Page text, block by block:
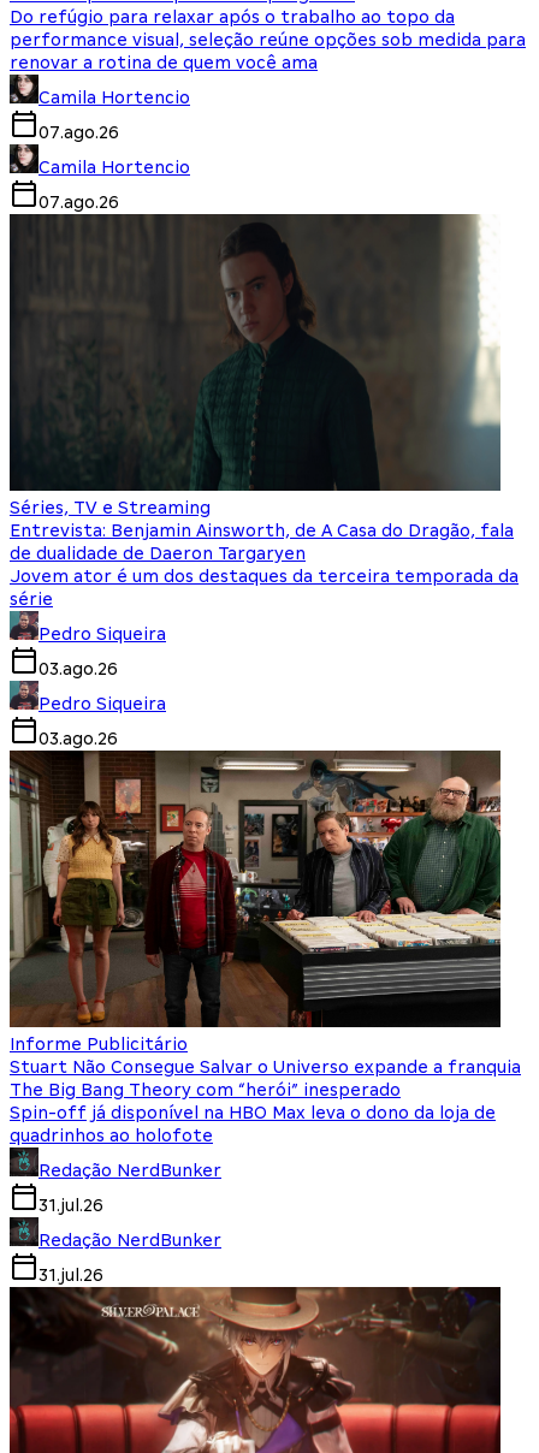
Do refúgio para relaxar após o trabalho ao topo da
performance visual, seleção reúne opções sob medida para
renovar a rotina de quem você ama
Camila Hortencio
07.ago.26
Camila Hortencio
07.ago.26
Séries, TV e Streaming
Entrevista: Benjamin Ainsworth, de A Casa do Dragão, fala
de dualidade de Daeron Targaryen
Jovem ator é um dos destaques da terceira temporada da
série
Pedro Siqueira
03.ago.26
Pedro Siqueira
03.ago.26
Informe Publicitário
Stuart Não Consegue Salvar o Universo expande a franquia
The Big Bang Theory com “herói” inesperado
Spin-off já disponível na HBO Max leva o dono da loja de
quadrinhos ao holofote
Redação NerdBunker
31.jul.26
Redação NerdBunker
31.jul.26